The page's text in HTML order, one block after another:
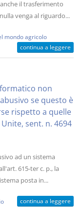
il trasferimento
venga al riguardo...
mondo agricolo
continua a leggere
non
se questo è
rispetto a quelle
Unite, sent. n. 4694
ad un sistema
615-ter c. p., la
posta in...
continua a leggere